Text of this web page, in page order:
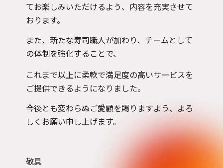
てお楽しみいただけるよう、内容を充実させて
おります。
また、新たな寿司職人が加わり、チームとして
の体制を強化することで、
これまで以上に柔軟で満足度の高いサービスを
ご提供できるようになりました。
今後とも変わらぬご愛顧を賜りますよう、よろ
しくお願い申し上げます。
敬具